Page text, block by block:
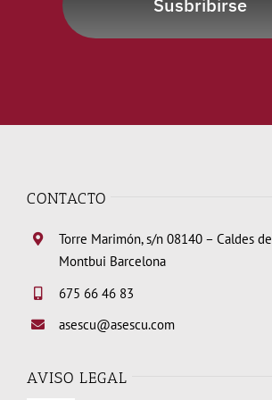
Susbribirse
CONTACTO
Torre Marimón, s/n 08140 – Caldes de
Montbui Barcelona
675 66 46 83
asescu@asescu.com
AVISO LEGAL